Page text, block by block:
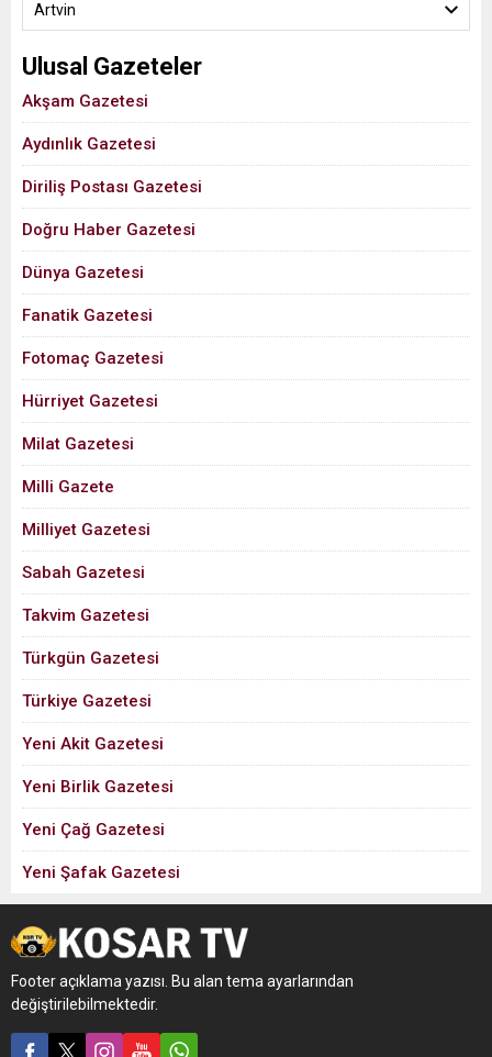
Artvin
Ulusal Gazeteler
Akşam Gazetesi
Aydınlık Gazetesi
Diriliş Postası Gazetesi
Doğru Haber Gazetesi
Dünya Gazetesi
Fanatik Gazetesi
Fotomaç Gazetesi
Hürriyet Gazetesi
Milat Gazetesi
Milli Gazete
Milliyet Gazetesi
Sabah Gazetesi
Takvim Gazetesi
Türkgün Gazetesi
Türkiye Gazetesi
Yeni Akit Gazetesi
Yeni Birlik Gazetesi
Yeni Çağ Gazetesi
Yeni Şafak Gazetesi
Footer açıklama yazısı. Bu alan tema ayarlarından
değiştirilebilmektedir.